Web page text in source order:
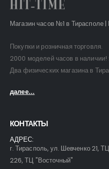
Магазин часов №1 в Тирасполе
Покупки и розничная торговля.
2000 моделей часов в наличии!
Два физических магазина в
далее...
КОНТАКТЫ
АДРЕС:
г. Тирасполь, ул. Шевченко 21,
226, ТЦ "Восточный"